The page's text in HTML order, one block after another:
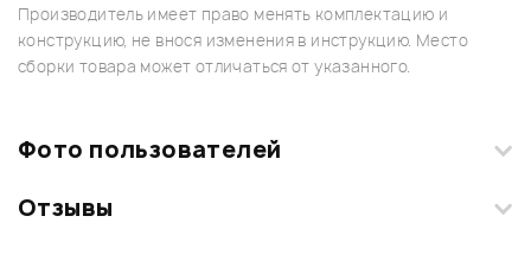
Производитель имеет право менять комплектацию и
конструкцию, не внося изменения в инструкцию. Место
сборки товара может отличаться от указанного.
Фото пользователей
Загрузите свои фотографии купленного товара и получите
Отзывы